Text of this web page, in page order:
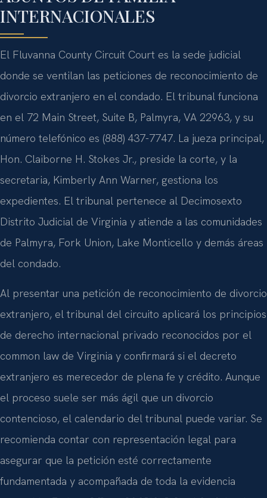
INTERNACIONALES
El Fluvanna County Circuit Court es la sede judicial
donde se ventilan las peticiones de reconocimiento de
divorcio extranjero en el condado. El tribunal funciona
en el 72 Main Street, Suite B, Palmyra, VA 22963, y su
número telefónico es (888) 437-7747. La jueza principal,
Hon. Claiborne H. Stokes Jr., preside la corte, y la
secretaria, Kimberly Ann Warner, gestiona los
expedientes. El tribunal pertenece al Decimosexto
Distrito Judicial de Virginia y atiende a las comunidades
de Palmyra, Fork Union, Lake Monticello y demás áreas
del condado.
Al presentar una petición de reconocimiento de divorcio
extranjero, el tribunal del circuito aplicará los principios
de derecho internacional privado reconocidos por el
common law de Virginia y confirmará si el decreto
extranjero es merecedor de plena fe y crédito. Aunque
el proceso suele ser más ágil que un divorcio
contencioso, el calendario del tribunal puede variar. Se
recomienda contar con representación legal para
asegurar que la petición esté correctamente
fundamentada y acompañada de toda la evidencia